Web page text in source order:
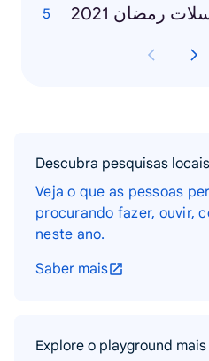
رمضان 2021
Descubra pesquisas locais
Veja o que as pessoas
procurando fazer, ouvir,
neste ano.
Saber mais
Explore o playground